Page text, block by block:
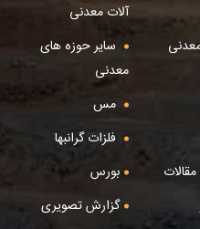
آلات معدنی
سایر حوزه های
معدنی
مس
فلزات گرانبها
بورس
گزارش تصویری